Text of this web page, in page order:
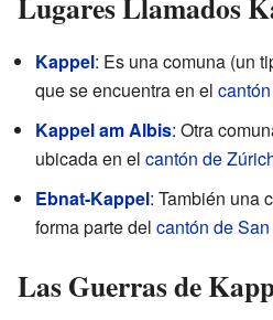
Kappel: Es una comuna (un
que se encuentra en el
Kappel am Albis: Otra
ubicada en el cantón de
Ebnat-Kappel: También una
forma parte del cantón de
Las Guerras de